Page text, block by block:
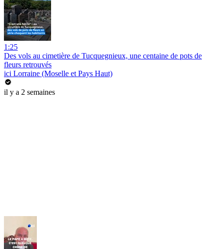
1:25
Des vols au cimetière de Tucquegnieux, une centaine de pots de
fleurs retrouvés
ici Lorraine (Moselle et Pays Haut)
il y a 2 semaines